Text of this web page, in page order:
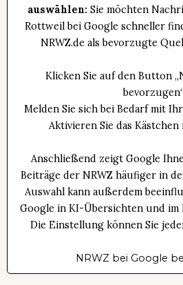
auswählen: Sie möchten
Rottweil bei Google schneller
NRWZ.de als bevorzugte
Klicken Sie auf den Button
Melden Sie sich bei Bedarf mit
Aktivieren Sie das Kästchen
Anschließend zeigt Google
Beiträge der NRWZ häufiger in
Auswahl kann außerdem
Google in KI-Übersichten und
Die Einstellung können Sie
NRWZ bei Google